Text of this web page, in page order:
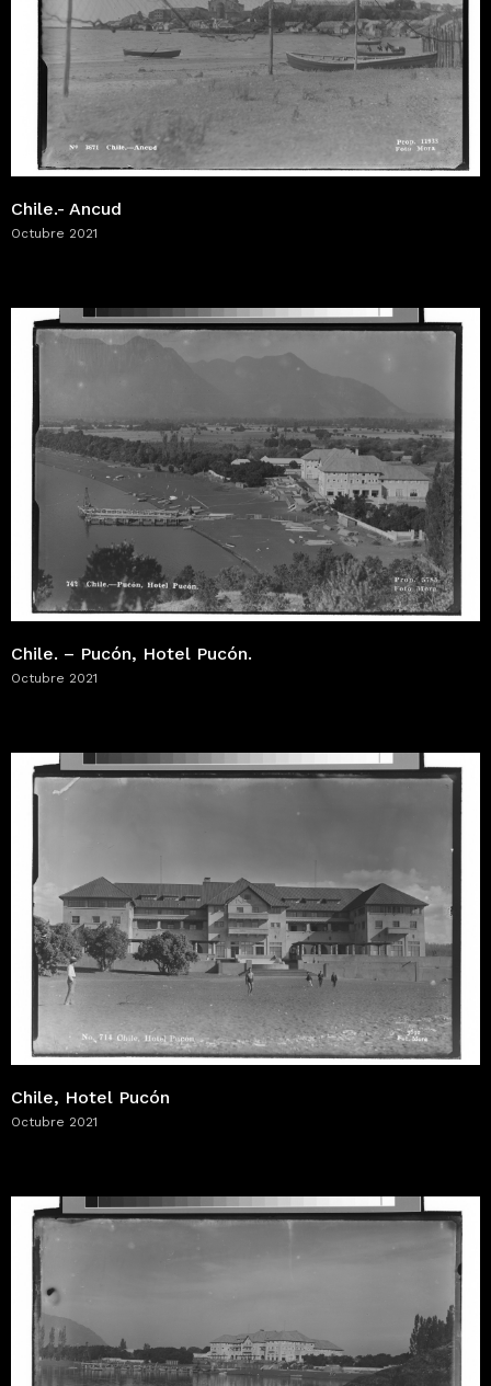
Chile.- Ancud
Octubre 2021
Chile. – Pucón, Hotel Pucón.
Octubre 2021
Chile, Hotel Pucón
Octubre 2021